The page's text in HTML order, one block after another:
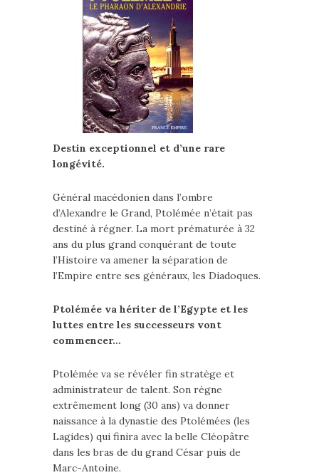
Destin exceptionnel et d’une rare
longévité.
Général macédonien dans l’ombre
d’Alexandre le Grand, Ptolémée n’était pas
destiné à régner. La mort prématurée à 32
ans du plus grand conquérant de toute
l’Histoire va amener la séparation de
l’Empire entre ses généraux, les Diadoques.
Ptolémée va hériter de l’Egypte et les
luttes entre les successeurs vont
commencer…
Ptolémée va se révéler fin stratège et
administrateur de talent. Son règne
extrêmement long (30 ans) va donner
naissance à la dynastie des Ptolémées (les
Lagides) qui finira avec la belle Cléopâtre
dans les bras de du grand César puis de
Marc-Antoine.